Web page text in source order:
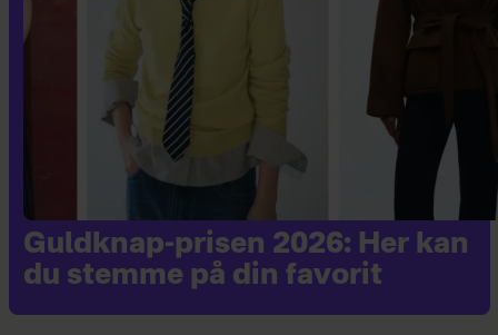
Guldknap-prisen 2026: Her kan
du stemme på din favorit